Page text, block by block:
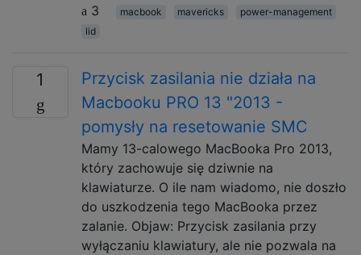
3
macbook mavericks
power-management
lid
1
Przycisk zasilania nie działa na
Macbooku PRO 13 "2013 -
pomysły na resetowanie SMC
Mamy 13-calowego MacBooka Pro 2013,
który zachowuje się dziwnie na
klawiaturze. O ile nam wiadomo, nie doszło
do uszkodzenia tego MacBooka przez
zalanie. Objaw: Przycisk zasilania przy
wyłączaniu klawiatury, ale nie pozwala na